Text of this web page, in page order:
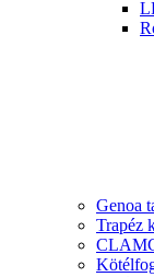
Genoa
Trapéz